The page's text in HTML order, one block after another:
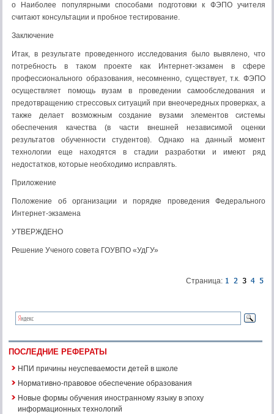
o Наиболее популярными способами подготовки к ФЭПО учителя
считают консультации и пробное тестирование.
Заключение
Итак, в результате проведенного исследования было вывялено, что
потребность в таком проекте как Интернет-экзамен в сфере
профессионального образования, несомненно, существует, т.к. ФЭПО
осуществляет помощь вузам в проведении самообследования и
предотвращению стрессовых ситуаций при внеочередных проверках, а
также делает возможным создание вузами элементов системы
обеспечения качества (в части внешней независимой оценки
результатов обученности студентов). Однако на данный момент
технологии еще находятся в стадии разработки и имеют ряд
недостатков, которые необходимо исправлять.
Приложение
Положение об организации и порядке проведения Федерального
Интернет-экзамена
УТВЕРЖДЕНО
Решение Ученого совета ГОУВПО «УдГУ»
Страница:
ПОСЛЕДНИЕ РЕФЕРАТЫ
НПИ причины неуспеваемости детей в школе
Нормативно-правовое обеспечение образования
Новые формы обучения иностранному языку в эпоху
информационных технологий